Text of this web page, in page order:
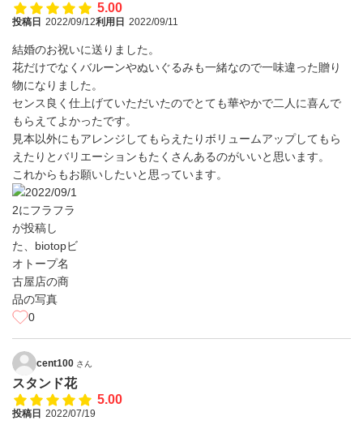
5.00
投稿日 2022/09/12利用日 2022/09/11
結婚のお祝いに送りました。
花だけでなくバルーンやぬいぐるみも一緒なので一味違った贈り
物になりました。
センス良く仕上げていただいたのでとても華やかで二人に喜んで
もらえてよかったです。
見本以外にもアレンジしてもらえたりボリュームアップしてもら
えたりとバリエーションもたくさんあるのがいいと思います。
これからもお願いしたいと思っています。
0
cent100 さん
スタンド花
5.00
投稿日 2022/07/19